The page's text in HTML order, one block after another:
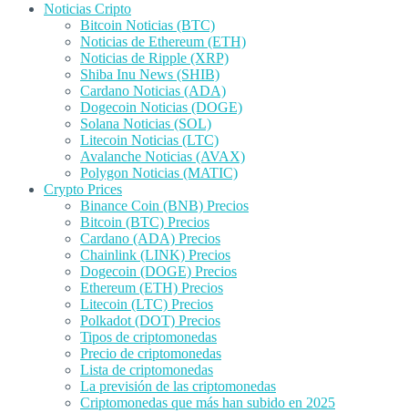
Noticias Cripto
Bitcoin Noticias (BTC)
Noticias de Ethereum (ETH)
Noticias de Ripple (XRP)
Shiba Inu News (SHIB)
Cardano Noticias (ADA)
Dogecoin Noticias (DOGE)
Solana Noticias (SOL)
Litecoin Noticias (LTC)
Avalanche Noticias (AVAX)
Polygon Noticias (MATIC)
Crypto Prices
Binance Coin (BNB) Precios
Bitcoin (BTC) Precios
Cardano (ADA) Precios
Chainlink (LINK) Precios
Dogecoin (DOGE) Precios
Ethereum (ETH) Precios
Litecoin (LTC) Precios
Polkadot (DOT) Precios
Tipos de criptomonedas
Precio de criptomonedas
Lista de criptomonedas
La previsión de las criptomonedas
Criptomonedas que más han subido en 2025